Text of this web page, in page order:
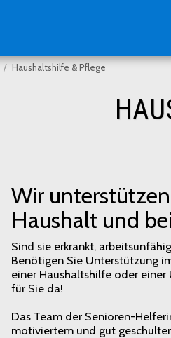
Haushaltshilfe & Pflege
Wir
Haushalt und
Sind sie erkrankt,
Benötigen Sie Unterstützung
einer Haushaltshilfe oder
für Sie da!
Das Team der Senioren-
motiviertem und gut